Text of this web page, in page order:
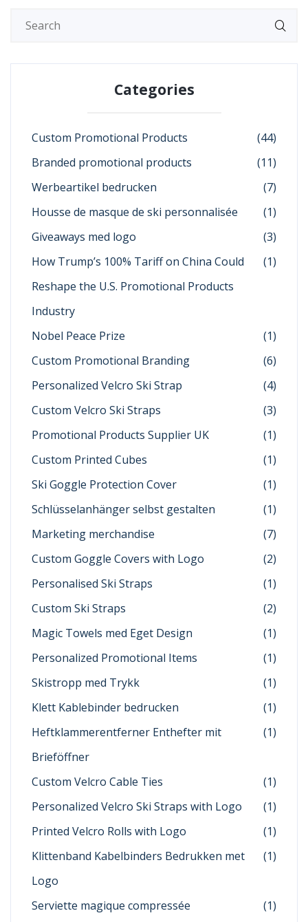
Categories
Custom Promotional Products
(44)
Branded promotional products
(11)
Werbeartikel bedrucken
(7)
Housse de masque de ski personnalisée
(1)
Giveaways med logo
(3)
How Trump’s 100% Tariff on China Could
Reshape the U.S. Promotional Products
Industry
(1)
Nobel Peace Prize
(1)
Custom Promotional Branding
(6)
Personalized Velcro Ski Strap
(4)
Custom Velcro Ski Straps
(3)
Promotional Products Supplier UK
(1)
Custom Printed Cubes
(1)
Ski Goggle Protection Cover
(1)
Schlüsselanhänger selbst gestalten
(1)
Marketing merchandise
(7)
Custom Goggle Covers with Logo
(2)
Personalised Ski Straps
(1)
Custom Ski Straps
(2)
Magic Towels med Eget Design
(1)
Personalized Promotional Items
(1)
Skistropp med Trykk
(1)
Klett Kablebinder bedrucken
(1)
Heftklammerentferner Enthefter mit
Brieföffner
(1)
Custom Velcro Cable Ties
(1)
Personalized Velcro Ski Straps with Logo
(1)
Printed Velcro Rolls with Logo
(1)
Klittenband Kabelbinders Bedrukken met
Logo
(1)
Serviette magique compressée
(1)